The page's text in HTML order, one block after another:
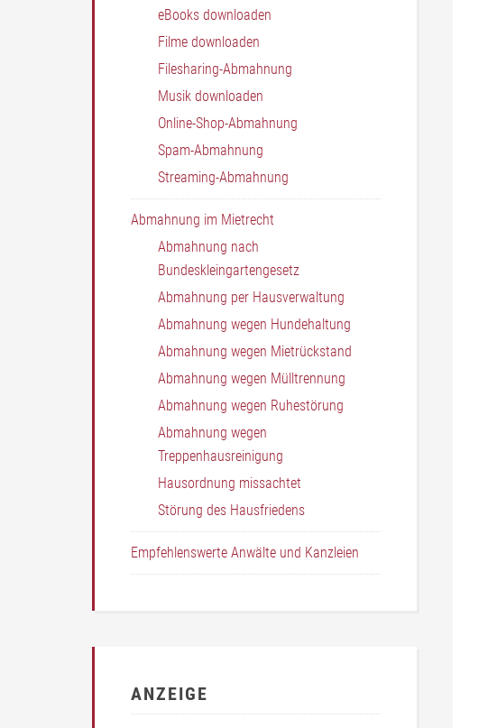
eBooks downloaden
Filme downloaden
Filesharing-Abmahnung
Musik downloaden
Online-Shop-Abmahnung
Spam-Abmahnung
Streaming-Abmahnung
Abmahnung im Mietrecht
Abmahnung nach
Bundeskleingartengesetz
Abmahnung per Hausverwaltung
Abmahnung wegen Hundehaltung
Abmahnung wegen Mietrückstand
Abmahnung wegen Mülltrennung
Abmahnung wegen Ruhestörung
Abmahnung wegen
Treppenhausreinigung
Hausordnung missachtet
Störung des Hausfriedens
Empfehlenswerte Anwälte und Kanzleien
ANZEIGE